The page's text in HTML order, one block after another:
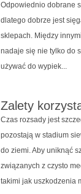
Odpowiednio dobrane
dlatego dobrze jest
sklepach. Między
nadaje się nie tylko do
używać do wypiek...
Zalety
Czas rozsady jest
pozostają w stadium
do ziemi. Aby uniknąć
związanych z czysto
takimi jak uszkodzenia